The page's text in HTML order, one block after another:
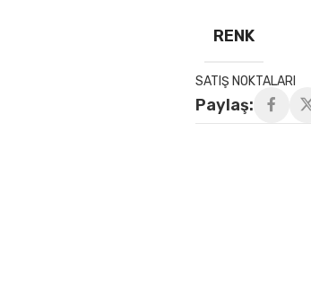
RENK
SATIŞ NOKTALARI
Paylaş: